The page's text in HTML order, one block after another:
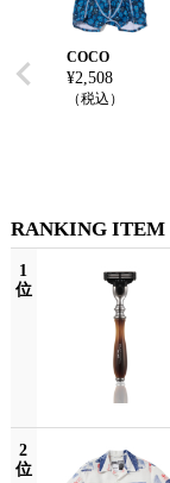
COCO
¥2,508
（税込）
RANKING ITEM
1
位
2
位